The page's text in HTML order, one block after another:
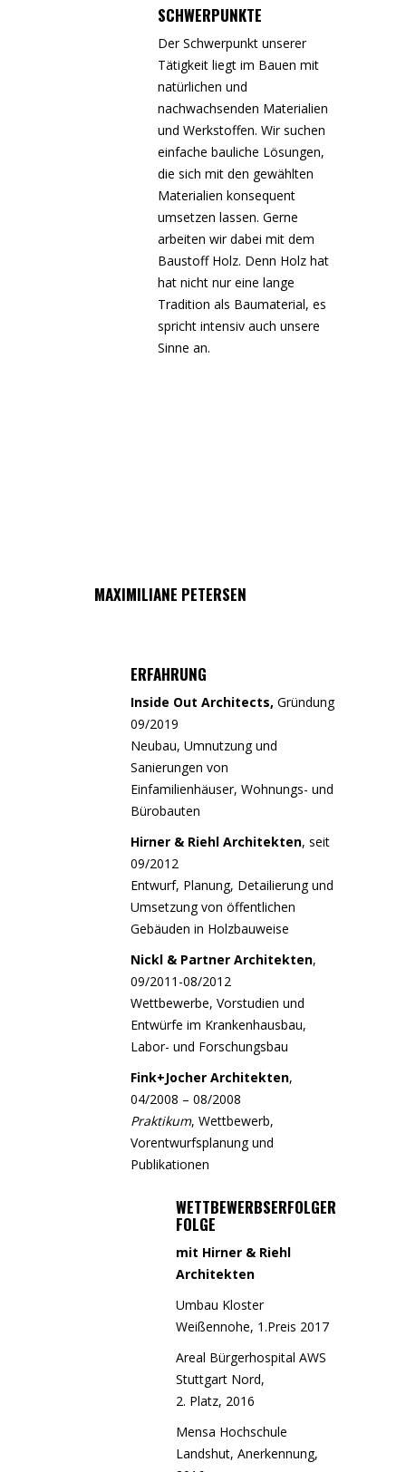
SCHWERPUNKTE
Der Schwerpunkt unserer
Tätigkeit liegt im Bauen mit
natürlichen und
nachwachsenden Materialien
und Werkstoffen. Wir suchen
einfache bauliche Lösungen,
die sich mit den gewählten
Materialien konsequent
umsetzen lassen. Gerne
arbeiten wir dabei mit dem
Baustoff Holz. Denn Holz hat
hat nicht nur eine lange
Tradition als Baumaterial, es
spricht intensiv auch unsere
Sinne an.
MAXIMILIANE PETERSEN
ERFAHRUNG
Inside Out Architects, Gründung
09/2019
Neubau, Umnutzung und
Sanierungen von
Einfamilienhäuser, Wohnungs- und
Bürobauten
Hirner & Riehl Architekten, seit
09/2012
Entwurf, Planung, Detailierung und
Umsetzung von öffentlichen
Gebäuden in Holzbauweise
Nickl & Partner Architekten,
09/2011-08/2012
Wettbewerbe, Vorstudien und
Entwürfe im Krankenhausbau,
Labor- und Forschungsbau
Fink+Jocher Architekten,
04/2008 – 08/2008
Praktikum, Wettbewerb,
Vorentwurfsplanung und
Publikationen
WETTBEWERBSERFOLGER
FOLGE
mit Hirner & Riehl
Architekten
Umbau Kloster
Weißennohe, 1.Preis 2017
Areal Bürgerhospital AWS
Stuttgart Nord,
2. Platz, 2016
Mensa Hochschule
Landshut, Anerkennung,